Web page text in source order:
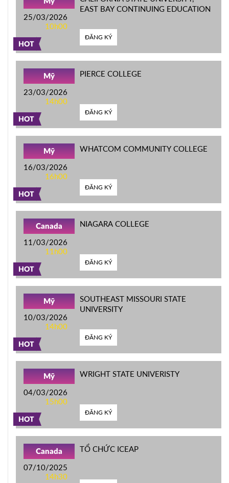
HOT
25/03/2026
10h00
EAST BAY CONTINUING EDUCATION
ĐĂNG KÝ
HOT
Mỹ
23/03/2026
14h00
PIERCE COLLEGE
ĐĂNG KÝ
HOT
Mỹ
16/03/2026
16h00
WHATCOM COMMUNITY COLLEGE
ĐĂNG KÝ
HOT
Canada
11/03/2026
11h00
NIAGARA COLLEGE
ĐĂNG KÝ
HOT
Mỹ
10/03/2026
14h00
SOUTHEAST MISSOURI STATE
UNIVERSITY
ĐĂNG KÝ
HOT
Mỹ
04/03/2026
15h00
WRIGHT STATE UNIVERISTY
ĐĂNG KÝ
Canada
07/10/2025
14h30
TỔ CHỨC ICEAP